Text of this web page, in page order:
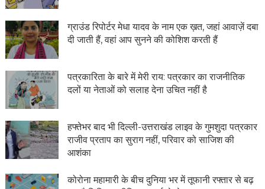
ग्राउंड रिपोर्टर मेधा यादव के नाम एक ख़त, जहां आवाज़ें दबा
दी जाती हैं, वहां आप सुनने की कोशिश करती हैं
पत्रकारिता के बारे में मेरी राय: पत्रकार का राजनीतिक
दलों या नेताओं को सलाह देना उचित नहीं है
हफ्तेभर बाद भी दिल्ली-उत्तराखंड लाइव के गुमशुदा पत्रकार
राजीव प्रताप का सुराग नहीं, परिवार को साजिश की
आशंका
कोरोना महामारी के बीच दुनिया भर में तूफानी रफ्तार से बढ़